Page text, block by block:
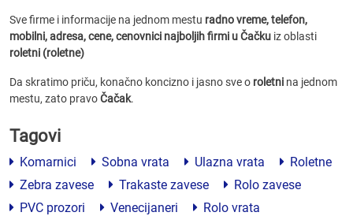
Sve firme i informacije na jednom mestu radno vreme, telefon,
mobilni, adresa, cene, cenovnici najboljih firmi u Čačku iz oblasti
roletni (roletne)
Da skratimo priču, konačno koncizno i jasno sve o roletni na jednom
mestu, zato pravoČačak.
Tagovi
Komarnici Sobna vrata Ulazna vrata
Roletne
Zebra zavese
Trakaste zavese
Rolo zavese
PVC prozori
Venecijaneri Rolo vrata